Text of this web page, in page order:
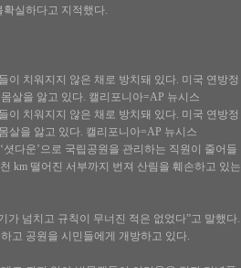
실하다고 지적했다.
이 치워지지 않은 채로 방치돼 있다. 미국 연방정
살을 앓고 있다. 캘리포니아=AP 뉴시스
이 치워지지 않은 채로 방치돼 있다. 미국 연방정
살을 앓고 있다. 캘리포니아=AP 뉴시스
다운’으로 국립공원을 관리하는 직원이 줄어들
km 떨어진 서부까지 번져 산림을 훼손하고 있는
넘치고 규칙이 무너진 적은 없었다”고 말했다.
고 공원을 시민들에게 개방하고 있다.